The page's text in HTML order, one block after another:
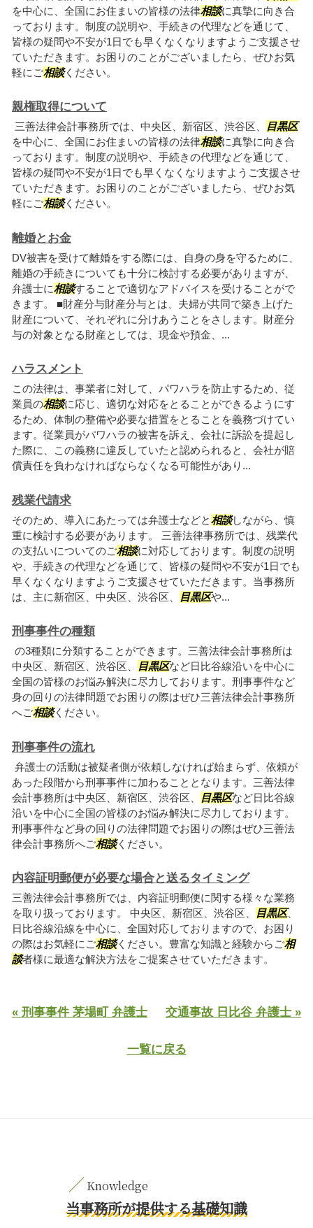
を中心に、全国にお住まいの皆様の法律相談に真摯に向き合
っております。制度の説明や、手続きの代理などを通じて、
皆様の疑問や不安が1日でも早くなくなりますようご支援させ
ていただきます。お困りのことがございましたら、ぜひお気
軽にご相談ください。
親権取得について
三善法律会計事務所では、中央区、新宿区、渋谷区、
目黒区
を中心に、全国にお住まいの皆様の法律相談に真摯に向き合
っております。制度の説明や、手続きの代理などを通じて、
皆様の疑問や不安が1日でも早くなくなりますようご支援させ
ていただきます。お困りのことがございましたら、ぜひお気
軽にご相談ください。
離婚とお金
DV被害を受けて離婚をする際には、自身の身を守るために、
離婚の手続きについても十分に検討する必要がありますが、
弁護士に相談することで適切なアドバイスを受けることがで
きます。 ■財産分与財産分与とは、夫婦が共同で築き上げた
財産について、それぞれに分けあうことをさします。財産分
与の対象となる財産としては、現金や預金、...
ハラスメント
この法律は、事業者に対して、パワハラを防止するため、従
業員の相談に応じ、適切な対応をとることができるようにす
るため、体制の整備や必要な措置をとることを義務づけてい
ます。従業員がパワハラの被害を訴え、会社に訴訟を提起し
た際に、この義務に違反していたと認められると、会社が賠
償責任を負わなければならなくなる可能性があり...
残業代請求
そのため、導入にあたっては弁護士などと相談しながら、慎
重に検討する必要があります。 三善法律事務所では、残業代
の支払いについてのご相談に対応しております。制度の説明
や、手続きの代理などを通じて、皆様の疑問や不安が1日でも
早くなくなりますようご支援させていただきます。当事務所
は、主に新宿区、中央区、渋谷区、
目黒区や...
刑事事件の種類
の3種類に分類することができます。三善法律会計事務所は
中央区、新宿区、渋谷区、
目黒区など日比谷線沿いを中心に
全国の皆様のお悩み解決に尽力しております。刑事事件など
身の回りの法律問題でお困りの際はぜひ三善法律会計事務所
へご相談ください。
刑事事件の流れ
弁護士の活動は被疑者側が依頼しなければ始まらず、依頼が
あった段階から刑事事件に加わることとなります。三善法律
会計事務所は中央区、新宿区、渋谷区、
目黒区など日比谷線
沿いを中心に全国の皆様のお悩み解決に尽力しております。
刑事事件など身の回りの法律問題でお困りの際はぜひ三善法
律会計事務所へご相談ください。
内容証明郵便が必要な場合と送るタイミング
三善法律会計事務所では、内容証明郵便に関する様々な業務
を取り扱っております。 中央区、新宿区、渋谷区、
目黒区、
日比谷線沿線を中心に、全国対応しておりますので、お困り
の際はお気軽にご相談ください。豊富な知識と経験からご相
談者様に最適な解決方法をご提案させていただきます。
« 刑事事件 茅場町 弁護士 交通事故 日比谷 弁護士 »
一覧に戻る
当事務所が提供する基礎知識